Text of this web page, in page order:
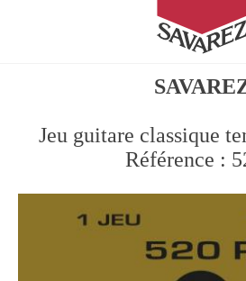
SAVAREZ
Jeu guitare classique
Référence :